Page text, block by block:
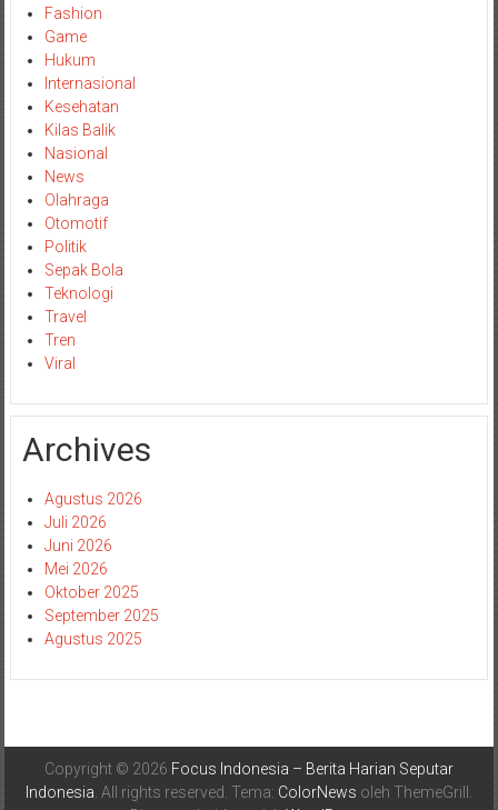
Fashion
Game
Hukum
Internasional
Kesehatan
Kilas Balik
Nasional
News
Olahraga
Otomotif
Politik
Sepak Bola
Teknologi
Travel
Tren
Viral
Archives
Agustus 2026
Juli 2026
Juni 2026
Mei 2026
Oktober 2025
September 2025
Agustus 2025
Copyright © 2026 Focus Indonesia – Berita Harian Seputar
Indonesia . All rights reserved. Tema: ColorNews oleh ThemeGrill.